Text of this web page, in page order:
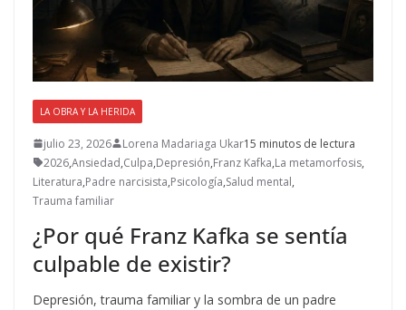
LA OBRA Y LA HERIDA
julio 23, 2026 Lorena Madariaga Ukar15 minutos de lectura
2026,Ansiedad,Culpa,Depresión,Franz Kafka,La metamorfosis,
Literatura,Padre narcisista,Psicología,Salud mental,
Trauma familiar
¿Por qué Franz Kafka se sentía
culpable de existir?
Depresión, trauma familiar y la sombra de un padre